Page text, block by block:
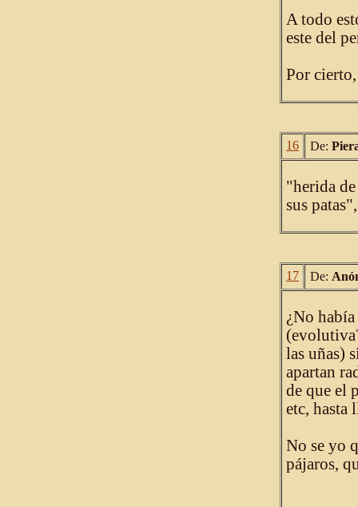
A todo
este del
Por
16 De:
"herida
sus
17 De:
¿No
las uñas)
apartan
de que el
etc, hasta
No se yo
pájaros,